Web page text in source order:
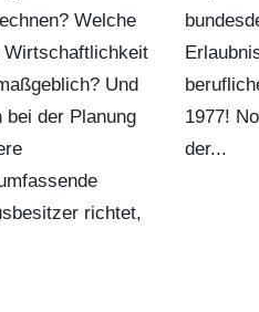
Welche
Wirtschaftlichkeit
Und
bei der Planung
richtet,
1977!
der...